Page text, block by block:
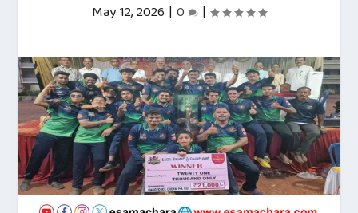
May 12, 2026 | 0 |